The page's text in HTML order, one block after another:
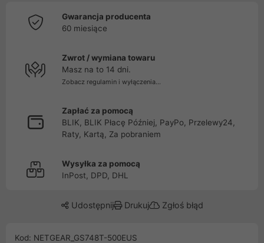
Gwarancja producenta
60 miesiące
Zwrot / wymiana towaru
Masz na to 14 dni.
Zobacz regulamin i wyłączenia...
Zapłać za pomocą
BLIK, BLIK Płacę Później, PayPo, Przelewy24,
Raty, Kartą, Za pobraniem
Wysyłka za pomocą
InPost, DPD, DHL
Udostępnij Drukuj Zgłoś błąd
Kod: NETGEAR_GS748T-500EUS